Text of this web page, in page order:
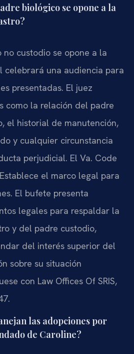
biológico se opone a la
custodio se opone a la
celebrará una audiencia para
presentadas. El juez
como la relación del padre
el historial de manutención,
y cualquier circunstancia
perjudicial. El Va. Code
el marco legal para
El bufete presenta
legales para respaldar la
y del padre custodio,
del interés superior del
sobre su situación
con Law Offices Of SRIS,
las adopciones por
de Caroline?